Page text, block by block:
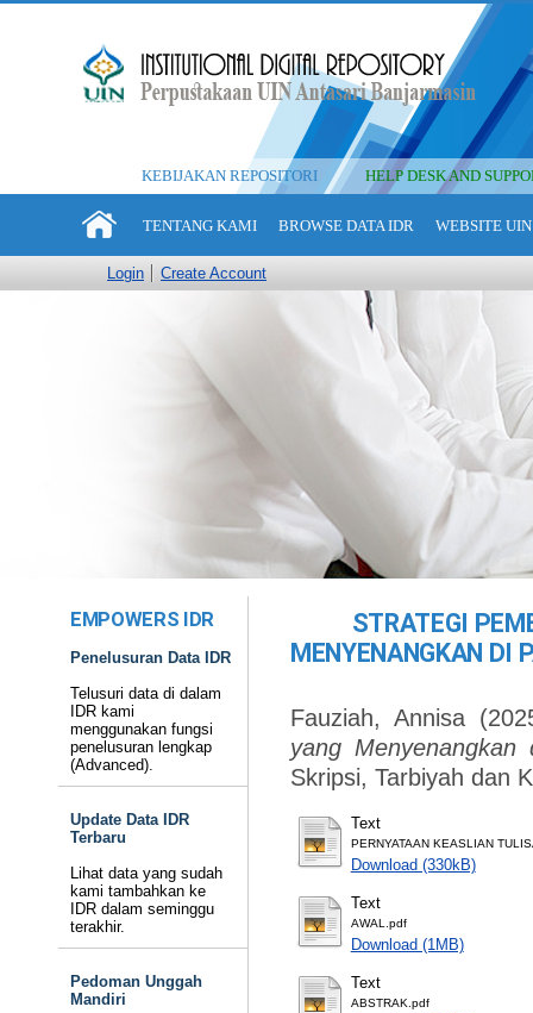
KEBIJAKAN REPOSITORI HELP DESK AND
TENTANG KAMI BROWSE DATA IDR WEBSITE
Login Create Account
EMPOWERS IDR
Penelusuran Data IDR
Telusuri data di dalam
IDR kami
menggunakan fungsi
penelusuran lengkap
(Advanced).
Update Data IDR
Terbaru
Lihat data yang sudah
kami tambahkan ke
IDR dalam seminggu
terakhir.
Pedoman Unggah
Mandiri
STRATEGI
MENYENANGKAN DI
Fauziah, Annisa
yang
Skripsi, Tarbiyah dan
Text
PERNYATAAN KEASLIAN
Download (330kB)
Text
AWAL.pdf
Download (1MB)
Text
ABSTRAK.pdf